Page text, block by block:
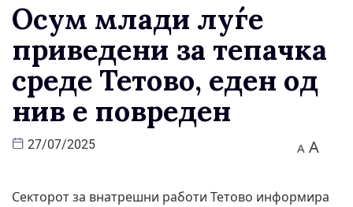
Осум млади луѓе
приведени за тепачка
среде Тетово, еден од
нив е повреден
27/07/2025 A A
Секторот за внатрешни работи Тетово информира